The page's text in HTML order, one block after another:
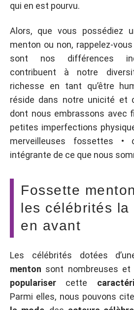
qui en est pourvu.
Alors, que vous possédiez
menton ou non, rappelez-
sont nos différences
contribuent à notre
richesse en tant qu’être
réside dans notre unicité et
dont nous embrassons avec
petites imperfections
merveilleuses fossettes •
intégrante de ce que nous
Fossette
les célébrités la
en avant
Les célébrités dotées
menton sont nombreuses
populariser cette
Parmi elles, nous pouvons